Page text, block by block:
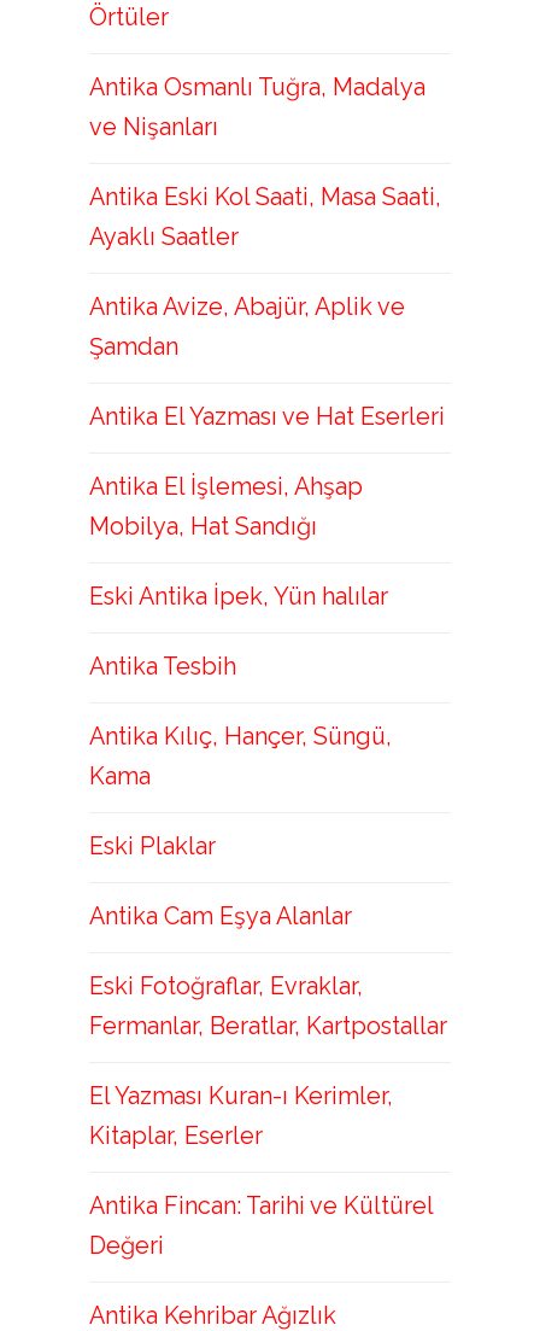
Örtüler
Antika Osmanlı Tuğra, Madalya
ve Nişanları
Antika Eski Kol Saati, Masa Saati,
Ayaklı Saatler
Antika Avize, Abajür, Aplik ve
Şamdan
Antika El Yazması ve Hat Eserleri
Antika El İşlemesi, Ahşap
Mobilya, Hat Sandığı
Eski Antika İpek, Yün halılar
Antika Tesbih
Antika Kılıç, Hançer, Süngü,
Kama
Eski Plaklar
Antika Cam Eşya Alanlar
Eski Fotoğraflar, Evraklar,
Fermanlar, Beratlar, Kartpostallar
El Yazması Kuran-ı Kerimler,
Kitaplar, Eserler
Antika Fincan: Tarihi ve Kültürel
Değeri
Antika Kehribar Ağızlık